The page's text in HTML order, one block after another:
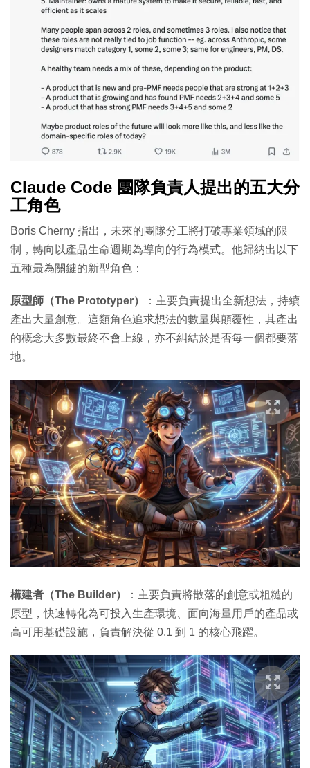
Claude Code 團隊負責人提出的五大分
工角色
Boris Cherny 指出，未來的團隊分工將打破專業領域的限
制，轉向以產品生命週期為導向的行為模式。他歸納出以下
五種最為關鍵的新型角色：
原型師（The Prototyper）
：主要負責提出全新想法，持續
產出大量創意。這類角色追求想法的數量與顛覆性，其產出
的概念大多數最終不會上線，亦不糾結於是否每一個都要落
地。
構建者（The Builder）
：主要負責將散落的創意或粗糙的
原型，快速轉化為可投入生產環境、面向海量用戶的產品或
高可用基礎設施，負責解決從 0.1 到 1 的核心飛躍。